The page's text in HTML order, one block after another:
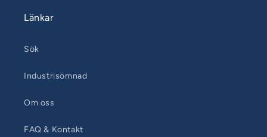
Länkar
Sök
Industrisömnad
Om oss
FAQ & Kontakt